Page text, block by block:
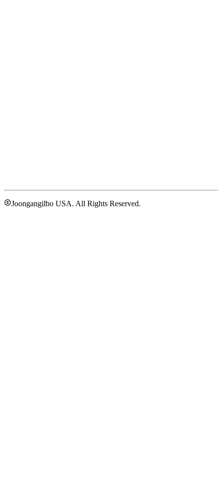
Joongangilbo USA. All Rights Reserved.